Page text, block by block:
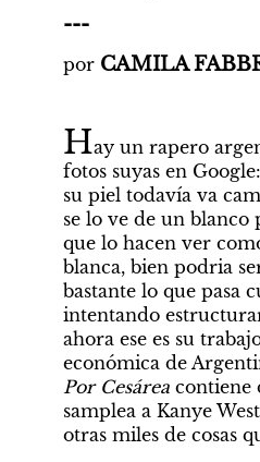
---
por CAMILA
Hay un rapero
fotos suyas en
su piel todavía va
se lo ve de un blanco
que lo hacen ver
blanca, bien podria
bastante lo que pasa
intentando
ahora ese es su
Por Cesárea contiene
samplea a Kanye
otras miles de cosas